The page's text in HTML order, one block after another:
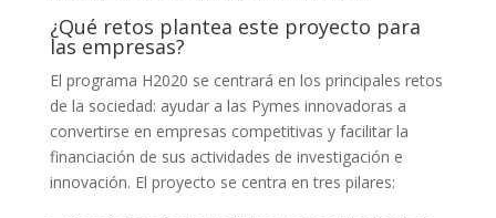
¿Qué retos plantea este proyecto para
las empresas?
El programa H2020 se centrará en los principales retos
de la sociedad: ayudar a las Pymes innovadoras a
convertirse en empresas competitivas y facilitar la
financiación de sus actividades de investigación e
innovación. El proyecto se centra en tres pilares: